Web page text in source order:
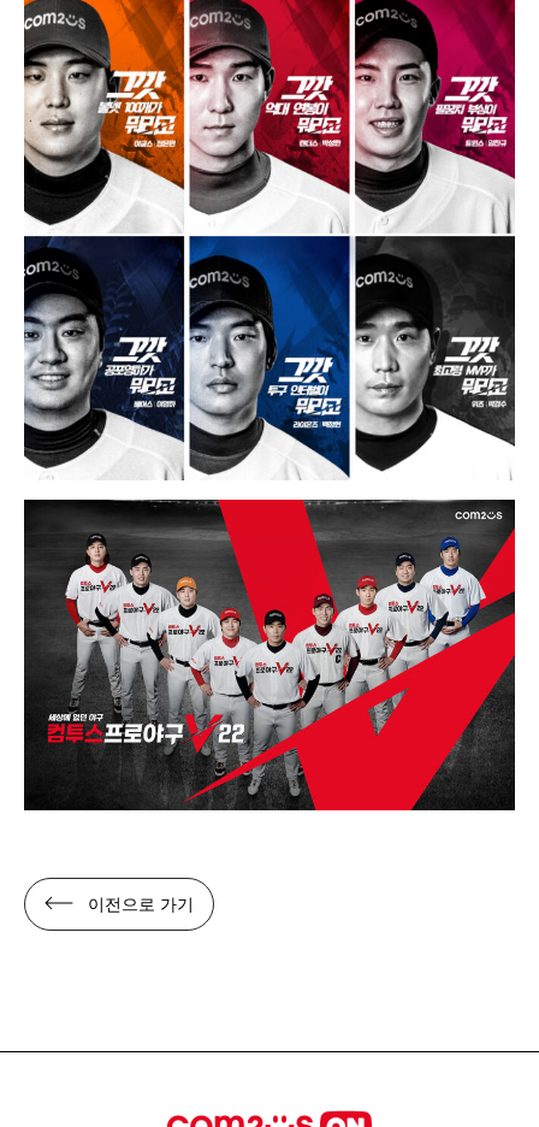
이전으로 가기